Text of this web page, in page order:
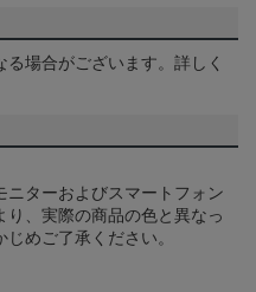
場合がございます。詳しく
ターおよびスマートフォン
、実際の商品の色と異なっ
めご了承ください。